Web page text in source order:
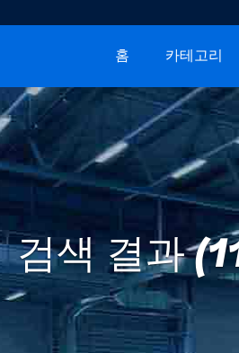
홈 카테고리
검색 결과